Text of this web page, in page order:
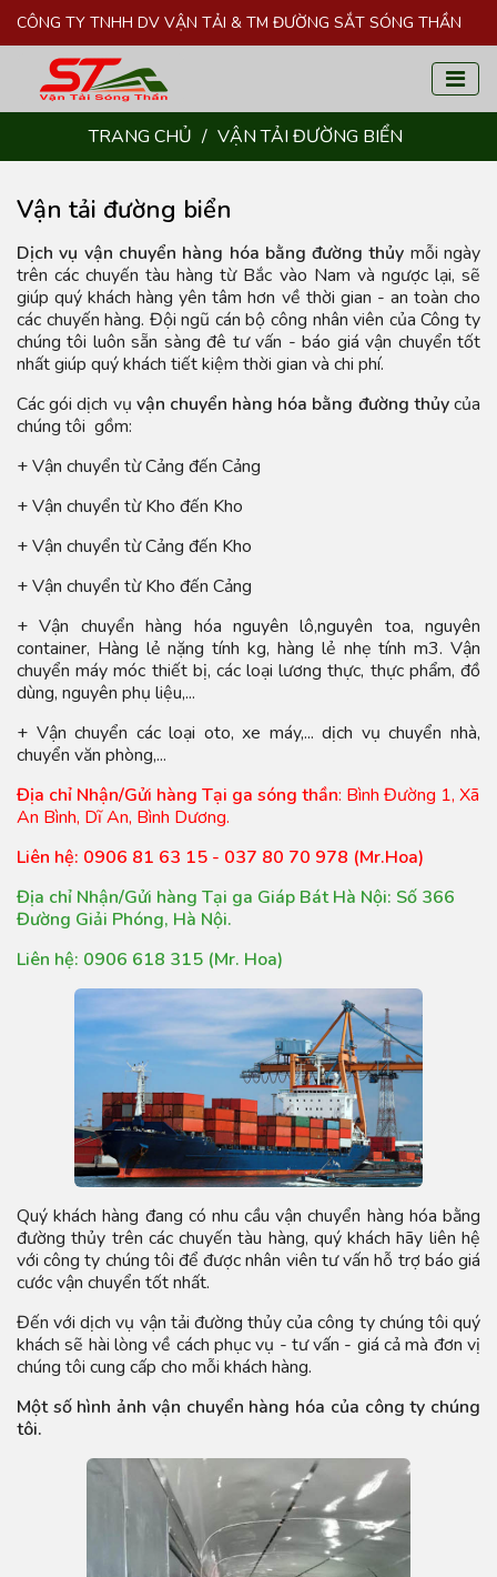
CÔNG TY TNHH DV VẬN TẢI & TM ĐƯỜNG SẮT SÓNG THẦN
TRANG CHỦ / VẬN TẢI ĐƯỜNG BIỂN
Vận tải đường biển
Dịch vụ vận chuyển hàng hóa bằng đường thủy mỗi ngày
trên các chuyến tàu hàng từ Bắc vào Nam và ngược lại, sẽ
giúp quý khách hàng yên tâm hơn về thời gian - an toàn cho
các chuyến hàng. Đội ngũ cán bộ công nhân viên của Công ty
chúng tôi luôn sẵn sàng đê tư vấn - báo giá vận chuyển tốt
nhất giúp quý khách tiết kiệm thời gian và chi phí.
Các gói dịch vụ vận chuyển hàng hóa bằng đường thủycủa
chúng tôi gồm:
+ Vận chuyển từ Cảng đến Cảng
+ Vận chuyển từ Kho đến Kho
+ Vận chuyển từ Cảng đến Kho
+ Vận chuyển từ Kho đến Cảng
+ Vận chuyển hàng hóa nguyên lô,nguyên toa, nguyên
container, Hàng lẻ nặng tính kg, hàng lẻ nhẹ tính m3. Vận
chuyển máy móc thiết bị, các loại lương thực, thực phẩm, đồ
dùng, nguyên phụ liệu,...
+ Vận chuyển các loại oto, xe máy,... dịch vụ chuyển nhà,
chuyển văn phòng,...
Địa chỉ Nhận/Gửi hàng Tại ga sóng thần: Bình Đường 1, Xã
An Bình, Dĩ An, Bình Dương.
Liên hệ: 0906 81 63 15 - 037 80 70 978 (Mr.Hoa)
Địa chỉ Nhận/Gửi hàng Tại ga Giáp Bát Hà Nội: Số 366
Đường Giải Phóng, Hà Nội.
Liên hệ: 0906 618 315 (Mr. Hoa)
Quý khách hàng đang có nhu cầu vận chuyển hàng hóa bằng
đường thủy trên các chuyến tàu hàng, quý khách hãy liên hệ
với công ty chúng tôi để được nhân viên tư vấn hỗ trợ báo giá
cước vận chuyển tốt nhất.
Đến với dịch vụ vận tải đường thủy của công ty chúng tôi quý
khách sẽ hài lòng về cách phục vụ - tư vấn - giá cả mà đơn vị
chúng tôi cung cấp cho mỗi khách hàng.
Một số hình ảnh vận chuyển hàng hóa của công ty chúng
tôi.